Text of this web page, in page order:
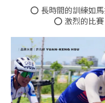
⭕ 長時間的訓練如
⭕ 激烈的比